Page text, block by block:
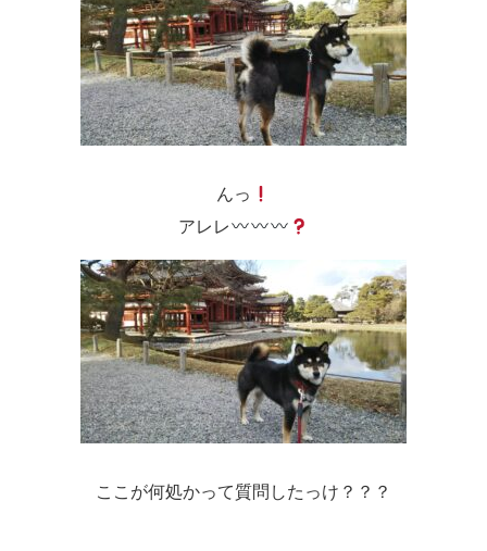
んっ
アレレ
ここが何処かって質問したっけ？？？